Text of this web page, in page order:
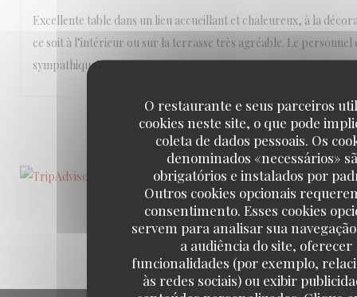
O restaurante e seus parceiros
cookies neste site, o que pode
coleta de dados pessoais. Os
denominados «necessários»
obrigatórios e instalados por
Outros cookies opcionais
consentimento. Esses cookies
servem para analisar sua
a audiência do site, oferecer
funcionalidades (por exemplo,
às redes sociais) ou exibir
Excellente table dans un lieu accueillant et chaleureux, à la
ce soit à l’intérieur ou sur la terrasse très agréable. Le personnel
sympathique!
1 2 3